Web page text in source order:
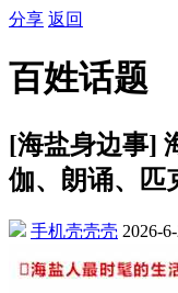
分享 返回
百姓话题
[海盐身边事]
伽、朗诵、
手机壳壳壳 2026-